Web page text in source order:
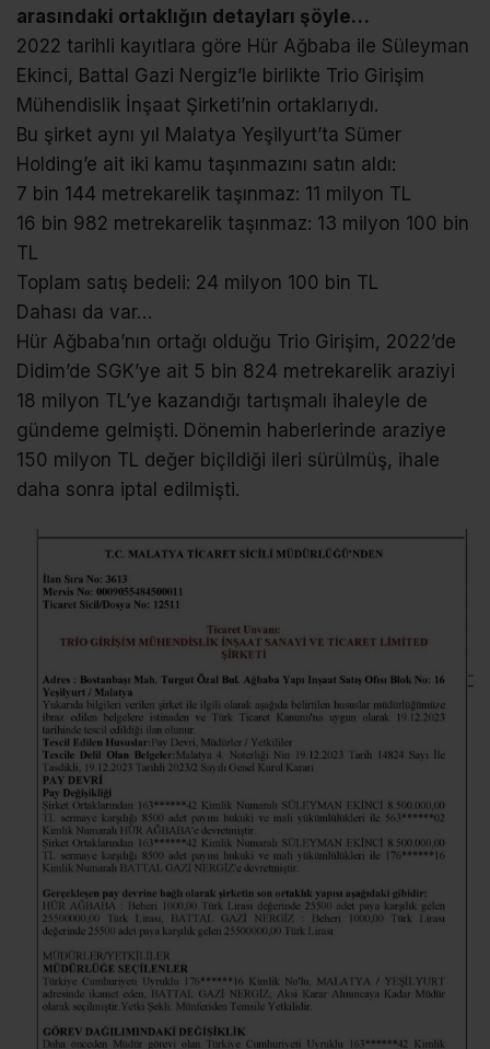
arasındaki ortaklığın detayları şöyle…
2022 tarihli kayıtlara göre Hür Ağbaba ile Süleyman
Ekinci, Battal Gazi Nergiz’le birlikte Trio Girişim
Mühendislik İnşaat Şirketi’nin ortaklarıydı.
Bu şirket aynı yıl Malatya Yeşilyurt’ta Sümer
Holding’e ait iki kamu taşınmazını satın aldı:
7 bin 144 metrekarelik taşınmaz: 11 milyon TL
16 bin 982 metrekarelik taşınmaz: 13 milyon 100 bin
TL
Toplam satış bedeli: 24 milyon 100 bin TL
Dahası da var…
Hür Ağbaba’nın ortağı olduğu Trio Girişim, 2022’de
Didim’de SGK’ye ait 5 bin 824 metrekarelik araziyi
18 milyon TL’ye kazandığı tartışmalı ihaleyle de
gündeme gelmişti. Dönemin haberlerinde araziye
150 milyon TL değer biçildiği ileri sürülmüş, ihale
daha sonra iptal edilmişti.